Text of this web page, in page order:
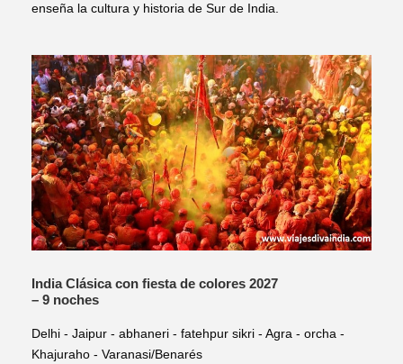
enseña la cultura y historia de Sur de India.
India Clásica con fiesta de colores 2027
– 9 noches
Delhi - Jaipur - abhaneri - fatehpur sikri - Agra - orcha -
Khajuraho - Varanasi/Benarés